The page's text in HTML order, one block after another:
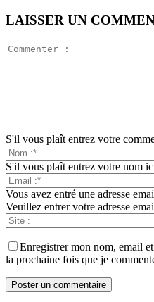
LAISSER UN
S'il vous plaît entrez votre
S'il vous plaît entrez votre nom
Vous avez entré une adresse
Veuillez entrer votre adresse
Enregistrer mon nom, email
la prochaine fois que je